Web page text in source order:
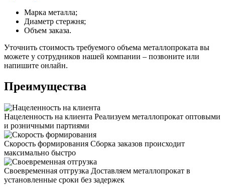
Марка металла;
Диаметр стержня;
Объем заказа.
Уточнить стоимость требуемого объема металлопроката вы
можете у сотрудников нашей компании – позвоните или
напишите онлайн.
Преимущества
Нацеленность на клиента Реализуем металлопрокат оптовыми
и розничными партиями
Скорость формирования Сборка заказов происходит
максимально быстро
Своевременная отгрузка Доставляем металлопрокат в
установленные сроки без задержек